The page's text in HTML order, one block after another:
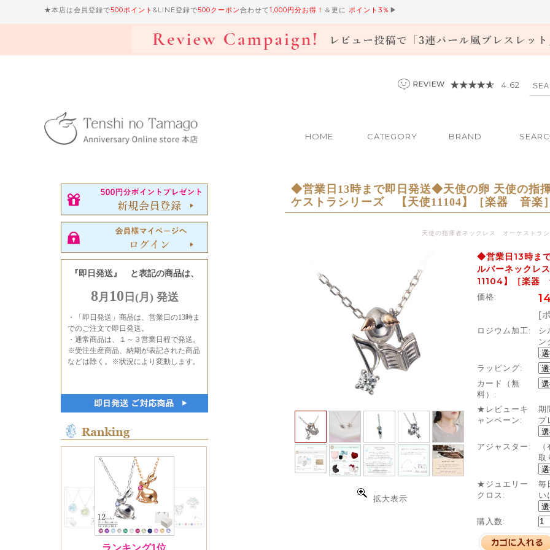
★本店は会員登録で500ポイント &LINE登録で500クーポン合わせて1,000円分お得！ ＆更に ポイント3％ ▶
4.62
HOME CATEGORY BRAND
◆営業日13時まで即日発送◆天使の卵 天使の指
ケストラシリーズ 【天使11104】［楽器 音楽
天使の指揮者ネックレス オーケストラ
拡大表示
◆営業日13時ま
ルバーネックレ
11104】［楽器
価格:
[
ロジウム加工:
シ
ン
ラッピング:
カード（無
料）:
★レビューキ
ャンペーン:
期
プ
アジャスター:
取
★ジュエリー
クロス:
毎
い
購入数: